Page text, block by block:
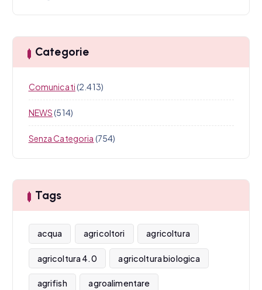
Categorie
Comunicati(2.413)
NEWS(514)
Senza Categoria (754)
Tags
acqua agricoltori agricoltura
agricoltura 4.0 agricoltura biologica
agrifish agroalimentare